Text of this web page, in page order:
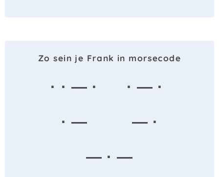
Zo sein je Frank in morsecode
· · — ·
· — ·
· —
— ·
— · —